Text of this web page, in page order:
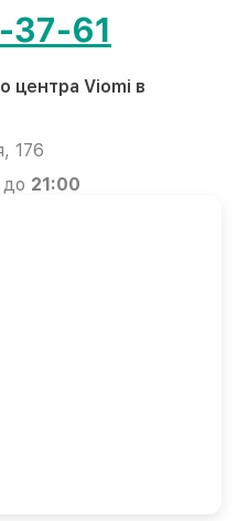
37-61
центра Viomi в
176
до 21:00